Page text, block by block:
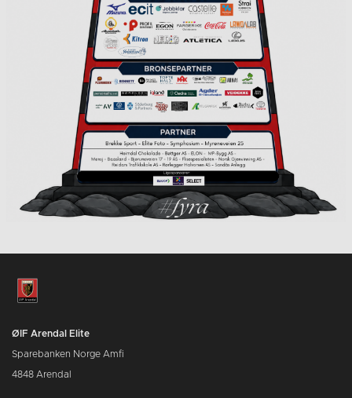
ØIF Arendal Elite
Sparebanken Norge Amfi
4848 Arendal